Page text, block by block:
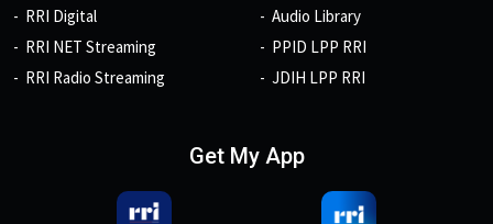
RRI Digital
RRI NET Streaming
RRI Radio Streaming
Audio Library
PPID LPP RRI
JDIH LPP RRI
Get My App